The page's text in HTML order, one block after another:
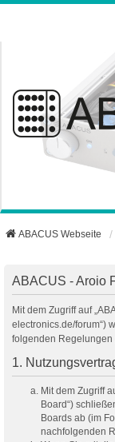
ABACUS Webseite
ABACUS - Aroio
Mit dem Zugriff auf
electronics.de/forum“)
folgenden Regelungen
1.
Mit dem Zugriff
Board“)
Boards ab (im
nachfolgenden